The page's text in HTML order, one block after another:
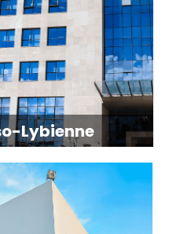
Lybienne